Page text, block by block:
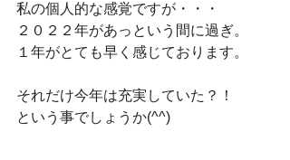
私の個人的な感覚ですが・・・
２０２２年があっという間に過ぎ。
１年がとても早く感じております。
それだけ今年は充実していた？！
という事でしょうか(^^)